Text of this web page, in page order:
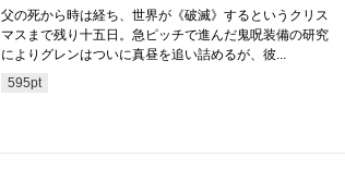
父の死から時は経ち、世界が《破滅》するというクリス
マスまで残り十五日。急ピッチで進んだ鬼呪装備の研究
によりグレンはついに真昼を追い詰めるが、彼...
595pt